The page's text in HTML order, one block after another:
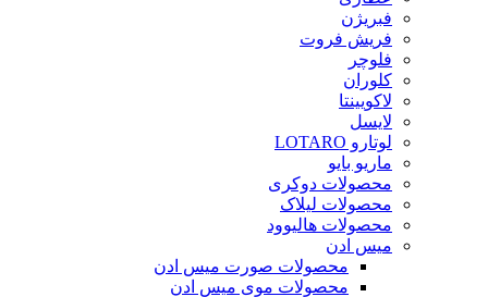
فبریژن
فریش فروت
فلوچر
کلوران
لاکویینتا
لایسل
لوتارو LOTARO
ماریو بایو
محصولات دوکری
محصولات لیلاک
محصولات هالیوود
میس ادن
محصولات صورت میس ادن
محصولات موی میس ادن